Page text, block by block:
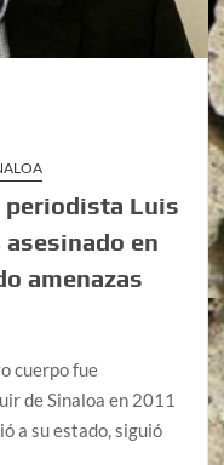
periodista Luis
asesinado en
amenazas
cuerpo fue
de Sinaloa en 2011
a su estado, siguió